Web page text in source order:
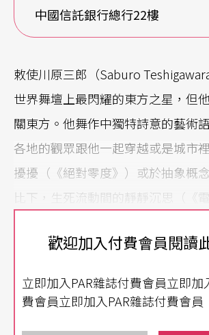
中國信託銀行總行22樓
敕使川原三郎（Saburo
世界舞壇上最閃耀的東方之星，但
關東方。他舞作中獨特詩意的藝術
各地的觀眾跟他一起穿越或是城市
擾擾（《絕對零度》）或於抽象概
比下，生死流動間的靜靜沉思（《
使川原
素──身體與動作──真正切實地讓
這麼簡單卻也如此複雜；舞蹈於此
歡迎加入付費會員閱讀
立即加入PAR雜誌付費會員立即加
費會員立即加入PAR雜誌付費會員